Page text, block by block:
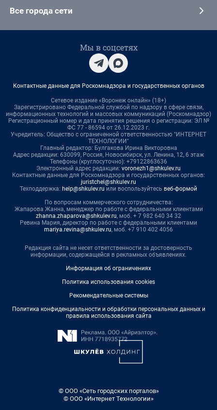
Все города сети
Мы в соцсетях
Контактные данные для Роскомнадзора и государственных органов
Сетевое издание «Воронеж онлайн» (18+)
Зарегистрировано Федеральной службой по надзору в сфере связи,
информационных технологий и массовых коммуникаций (Роскомнадзор)
Регистрационный номер и дата принятия решения о регистрации: ЭЛ №
ФС 77 - 86594 от 26.12.2023 г.
Учредитель: Общество с ограниченной ответственностью "ИНТЕРНЕТ
ТЕХНОЛОГИИ"
Главный редактор: Булгакова Ирина Викторовна
Адрес редакции: 630099, Россия, Новосибирск, ул. Ленина, 12, 6 этаж
Телефоны (круглосуточно): +79122863636
Электронный адрес редакции: voronezh1@shkulev.ru
Контактные данные для Роскомнадзора и государственных органов:
juristchel@shkulev.ru
Техподдержка: help@shkulev.ru или воспользуйтесь веб-формой
По вопросам коммерческого сотрудничества:
Жапарова Жанна, менеджер по работе с федеральными клиентами
zhanna.zhaparova@shkulev.ru, моб. + 7 982 640 34 32
Ревина Мария, директор по работе с федеральными клиентами
mariya.revina@shkulev.ru, моб. +7 910 402 4056
Редакция сайта не несет ответственности за достоверность
информации, содержащейся в рекламных объявлениях.
Информация об ограничениях
Политика использования cookies
Рекомендательные системы
Политика конфиденциальности и обработки персональных данных и
правила использования сайта
© ООО «Сеть городских порталов»
© ООО «Интернет Технологии»